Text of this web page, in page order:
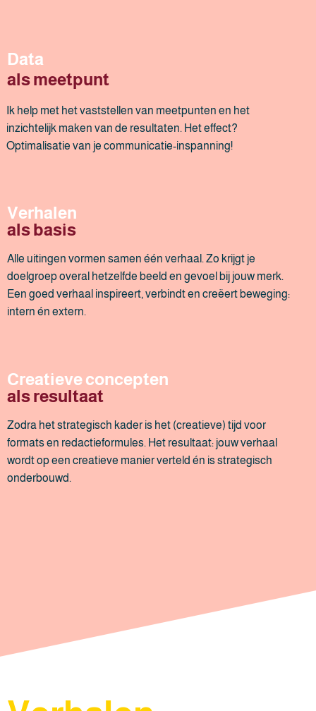
Data
als meetpunt​
Ik help met het vaststellen van meetpunten en het
inzichtelijk maken van de resultaten. Het effect?
Optimalisatie van je communicatie-inspanning!
Verhalen
als basis
Alle uitingen vormen samen één verhaal. Zo krijgt je
doelgroep overal hetzelfde beeld en gevoel bij jouw merk.
Een goed verhaal inspireert, verbindt en creëert beweging:
intern én extern.
Creatieve concepten
als resultaat​
Zodra het strategisch kader is het (creatieve) tijd voor
formats en redactieformules. Het resultaat: jouw verhaal
wordt op een creatieve manier verteld én is strategisch
onderbouwd.